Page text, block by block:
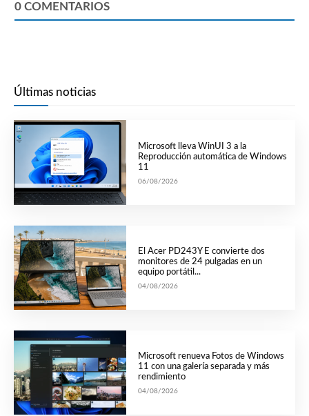
0 COMENTARIOS
Últimas noticias
Microsoft lleva WinUI 3 a la
Reproducción automática de Windows
11
06/08/2026
El Acer PD243Y E convierte dos
monitores de 24 pulgadas en un
equipo portátil...
04/08/2026
Microsoft renueva Fotos de Windows
11 con una galería separada y más
rendimiento
04/08/2026